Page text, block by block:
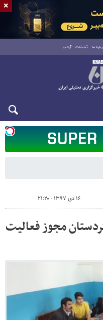
ما تبلیغات آرشیو
۱۶ دی ۱۳۹۷ - ۲۱:۲۰
مجوز فعالیت
×